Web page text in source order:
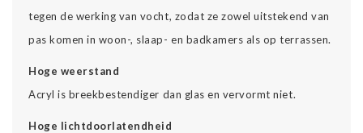
tegen de werking van vocht, zodat ze zowel uitstekend van
pas komen in woon-, slaap- en badkamers als op terrassen.
Hoge weerstand
Acryl is breekbestendiger dan glas en vervormt niet.
Hoge lichtdoorlatendheid